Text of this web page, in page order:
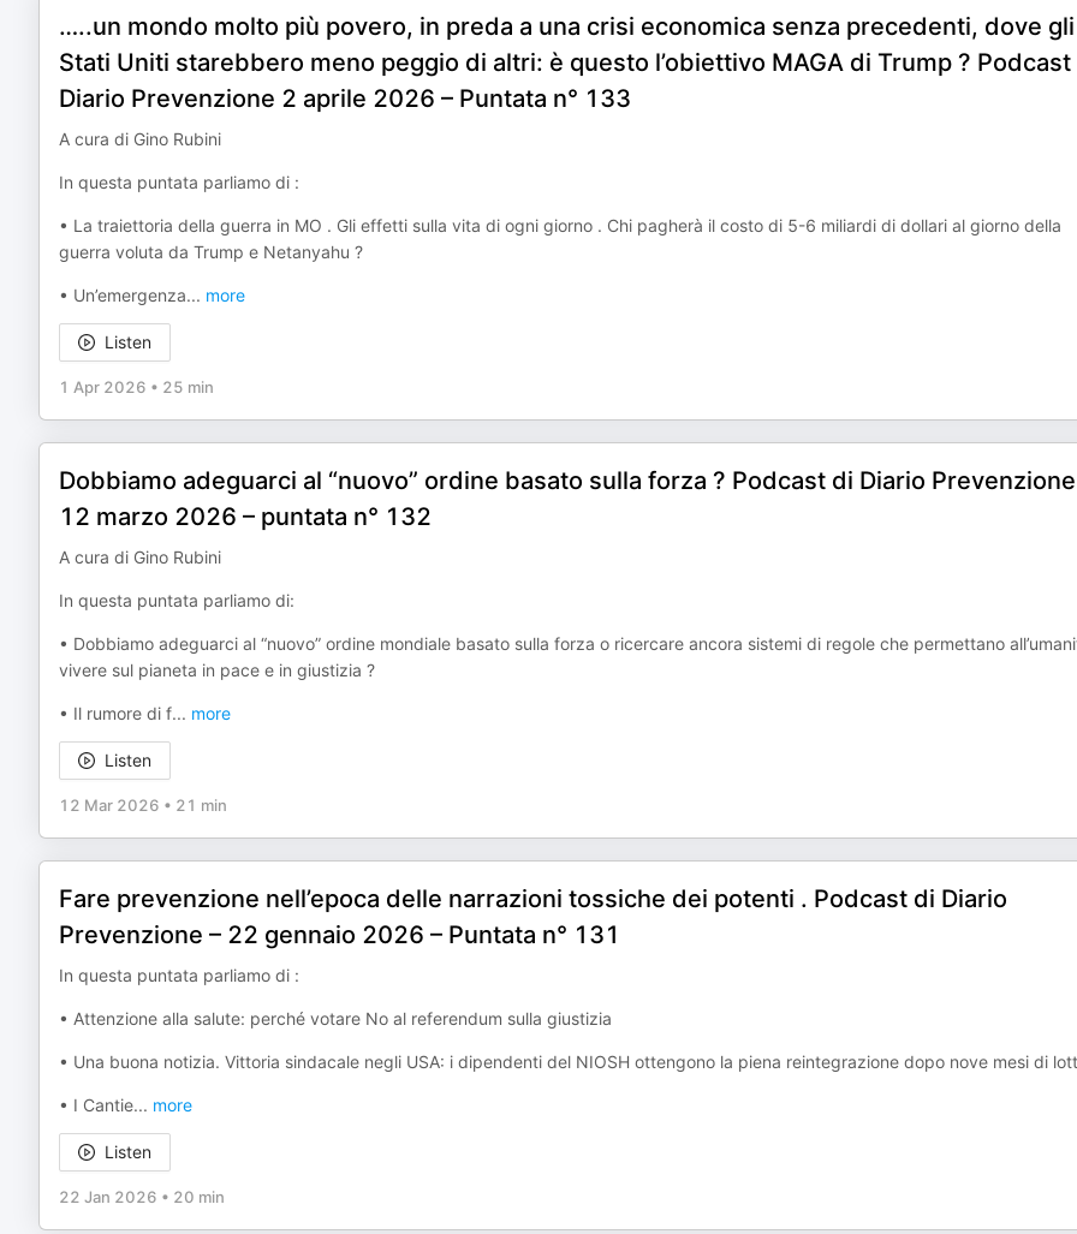
…..un mondo molto più povero, in preda a una crisi economica senza precedenti, dove gli
Stati Uniti starebbero meno peggio di altri: è questo l’obiettivo MAGA di Trump ? Podcast
Diario Prevenzione 2 aprile 2026 – Puntata n° 133
A cura di Gino Rubini
In questa puntata parliamo di :
• La traiettoria della guerra in MO . Gli effetti sulla vita di ogni giorno . Chi pagherà il costo di 5-6 miliardi di dollari al giorno della
guerra voluta da Trump e Netanyahu ?
• Un’emergenza... more
Listen
1 Apr 2026 • 25 min
Dobbiamo adeguarci al “nuovo” ordine basato sulla forza ? Podcast di Diario
12 marzo 2026 – puntata n° 132
A cura di Gino Rubini
In questa puntata parliamo di:
• Dobbiamo adeguarci al “nuovo” ordine mondiale basato sulla forza o ricercare ancora sistemi di regole che permettano
vivere sul pianeta in pace e in giustizia ?
• Il rumore di f... more
Listen
12 Mar 2026 • 21 min
Fare prevenzione nell’epoca delle narrazioni tossiche dei potenti . Podcast di Diario
Prevenzione – 22 gennaio 2026 – Puntata n° 131
In questa puntata parliamo di :
• Attenzione alla salute: perché votare No al referendum sulla giustizia
• Una buona notizia. Vittoria sindacale negli USA: i dipendenti del NIOSH ottengono la piena reintegrazione dopo nove mesi di
• I Cantie... more
Listen
22 Jan 2026 • 20 min